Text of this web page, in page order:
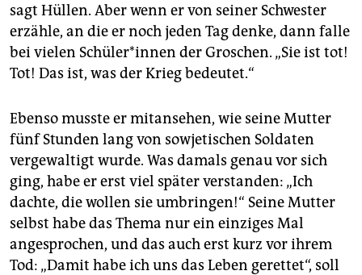
sagt Hüllen. Aber wenn er von seiner Schwester
erzähle, an die er noch jeden Tag denke, dann falle
bei vielen Schü­le­r*in­nen der Groschen. „Sie ist tot!
Tot! Das ist, was der Krieg bedeutet.“
Ebenso musste er mitansehen, wie seine Mutter
fünf Stunden lang von sowjetischen Soldaten
vergewaltigt wurde. Was damals genau vor sich
ging, habe er erst viel später verstanden: „Ich
dachte, die wollen sie umbringen!“ Seine Mutter
selbst habe das Thema nur ein einziges Mal
angesprochen, und das auch erst kurz vor ihrem
Tod: „Damit habe ich uns das Leben gerettet“, soll